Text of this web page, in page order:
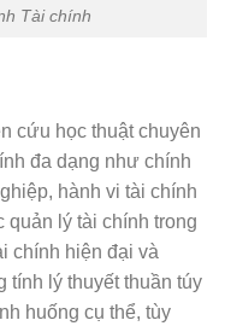
Tài chính
cứu học thuật chuyên
đa dạng như chính
hành vi tài chính
lý tài chính trong
chính hiện đại và
tính lý thuyết thuần túy
huống cụ thể, tùy